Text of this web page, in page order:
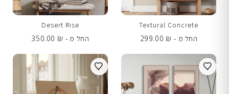
Textural Concrete
החל מ -
299.00 ₪
Desert Rise
החל מ -
350.00 ₪